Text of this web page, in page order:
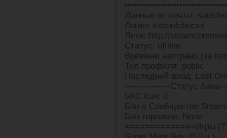
Данные от почты:
Логин: xxsoulchocxx
Линк: http://
Статус: offline
Времени наиграно (за
Тип профиля: public
Последний вход: Last
---------------Статус
VAC бан: 0
Бан в Сообществе
Бан торговли: None
=============<Игры